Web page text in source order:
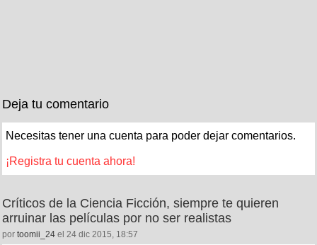
Deja tu comentario
Necesitas tener una cuenta para poder dejar comentarios.
¡Registra tu cuenta ahora!
Críticos de la Ciencia Ficción, siempre te quieren
arruinar las películas por no ser realistas
por toomii_24 el 24 dic 2015, 18:57